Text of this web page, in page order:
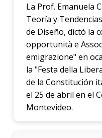
La Prof. Emanuela
Teoría y
de Diseño, dictó la
opportunità e
emigrazione" en
la "Festa della
de la Constitución
el 25 de abril en el
Montevideo.